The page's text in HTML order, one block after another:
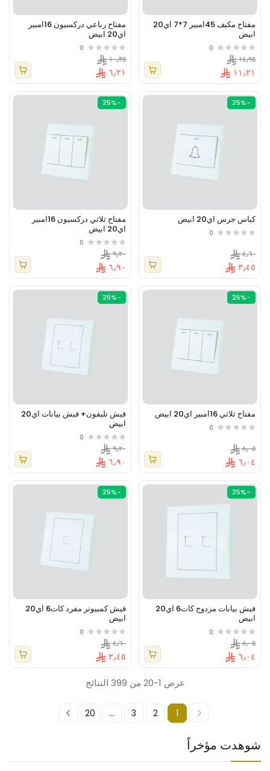
شوهدت مؤخراً
مفتاح مكيف 45امبير 7*7 اي20
ابيض
0
١١٫٢١
١٤٫٩٥
مفتاح رباعي دركسيون 16امبير
اي20 ابيض
0
٦٫٢١
١٠٫٣٥
-25%
كباس جرس اي20 ابيض
0
٣٫٤٥
٤٫٦٠
-25%
مفتاح ثلاثي دركسيون 16امبير
اي20 ابيض
0
٦٫٩٠
٩٫٢٠
-25%
مفتاح ثلاثي 16امبير اي20 ابيض
0
٦٫٠٤
٨٫٠٥
-25%
فيش تليفون+ فيش بيانات اي20
ابيض
0
٦٫٩٠
٩٫٢٠
-25%
فيش بيانات مزدوج كات6 اي20
ابيض
0
٦٫٠٤
٨٫٠٥
-25%
فيش كمبيوتر مفرد كات6 اي20
ابيض
0
٣٫٤٥
٤٫٦٠
عرض 1-20 من 399 النتائج
1
2
3
...
20